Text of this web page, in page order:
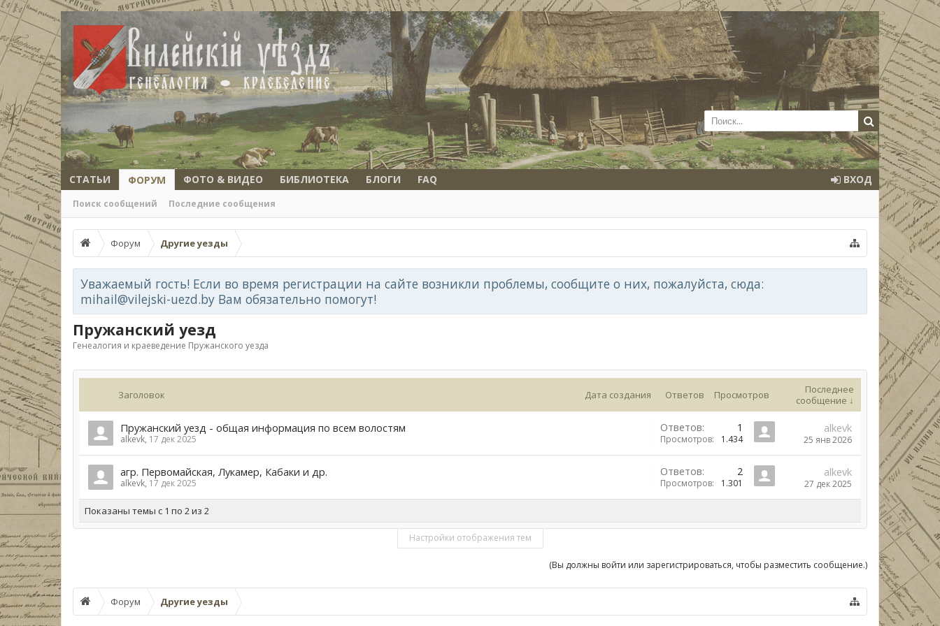
СТАТЬИ ФОРУМ
Поиск сообщений Последние сообщения
ФОТО & ВИДЕО БИБЛИОТЕКА БЛОГИ FAQ ВХОД
Форум Другие уезды
Уважаемый гость! Если во время регистрации на сайте возникли проблемы, сообщите о них, пожалуйста, сюда:
mihail@vilejski-uezd.by Вам обязательно помогут!
Пружанский уезд
Генеалогия и краеведение Пружанского уезда
Заголовок Дата создания Ответов Просмотров
Последнее
сообщение ↓
Пружанский уезд - общая информация по всем волостям
alkevk, 17 дек 2025
Ответов: 1
Просмотров: 1.434
alkevk
25 янв 2026
агр. Первомайская, Лукамер, Кабаки и др.
alkevk, 17 дек 2025
Ответов: 2
Просмотров: 1.301
alkevk
27 дек 2025
Показаны темы с 1 по 2 из 2
Настройки отображения тем
(Вы должны войти или зарегистрироваться, чтобы разместить сообщение.)
Форум Другие уезды